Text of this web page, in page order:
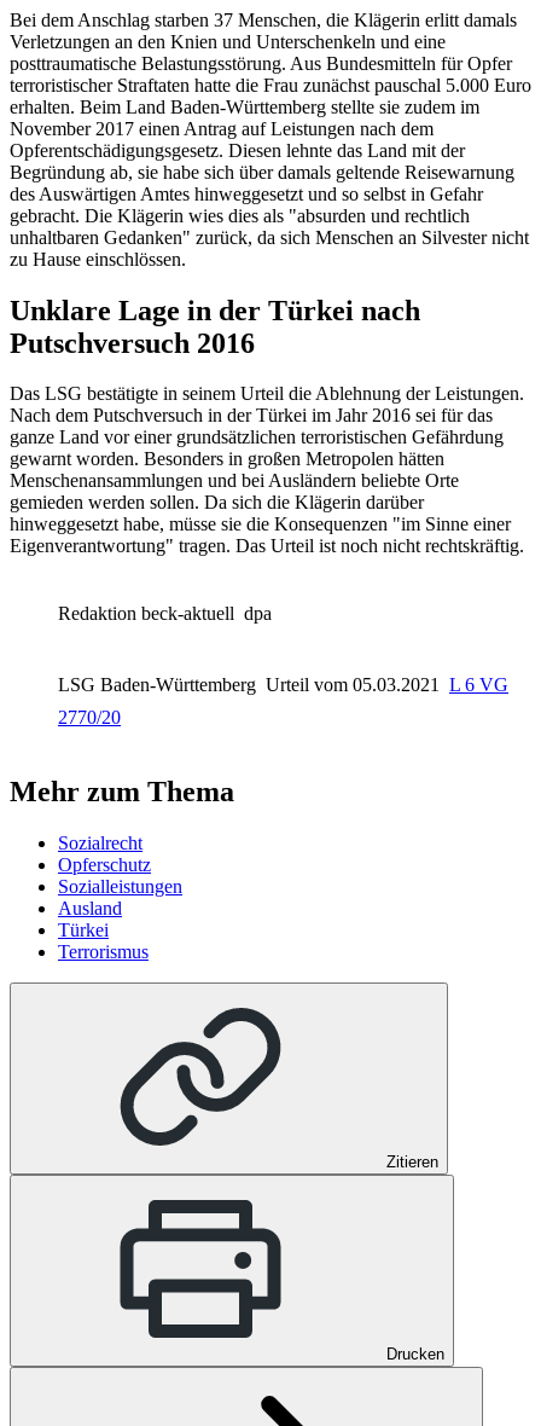
Bei dem Anschlag starben 37 Menschen, die Klägerin erlitt damals
Verletzungen an den Knien und Unterschenkeln und eine
posttraumatische Belastungsstörung. Aus Bundesmitteln für Opfer
terroristischer Straftaten hatte die Frau zunächst pauschal 5.000 Euro
erhalten. Beim Land Baden-Württemberg stellte sie zudem im
November 2017 einen Antrag auf Leistungen nach dem
Opferentschädigungsgesetz. Diesen lehnte das Land mit der
Begründung ab, sie habe sich über damals geltende Reisewarnung
des Auswärtigen Amtes hinweggesetzt und so selbst in Gefahr
gebracht. Die Klägerin wies dies als "absurden und rechtlich
unhaltbaren Gedanken" zurück, da sich Menschen an Silvester nicht
zu Hause einschlössen.
Unklare Lage in der Türkei nach
Putschversuch 2016
Das LSG bestätigte in seinem Urteil die Ablehnung der Leistungen.
Nach dem Putschversuch in der Türkei im Jahr 2016 sei für das
ganze Land vor einer grundsätzlichen terroristischen Gefährdung
gewarnt worden. Besonders in großen Metropolen hätten
Menschenansammlungen und bei Ausländern beliebte Orte
gemieden werden sollen. Da sich die Klägerin darüber
hinweggesetzt habe, müsse sie die Konsequenzen "im Sinne einer
Eigenverantwortung" tragen. Das Urteil ist noch nicht rechtskräftig.
Redaktion beck-aktuell dpa
LSG Baden-Württemberg Urteil vom 05.03.2021
L 6 VG
2770/20
Mehr zum Thema
Sozialrecht
Opferschutz
Sozialleistungen
Ausland
Türkei
Terrorismus
Zitieren
Drucken